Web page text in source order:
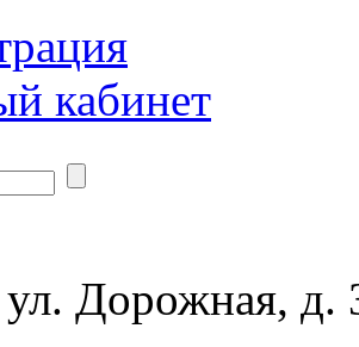
кабинет
Дорожная, д.